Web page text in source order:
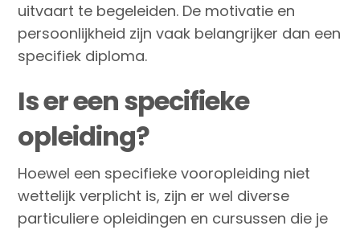
uitvaart te begeleiden. De motivatie en
persoonlijkheid zijn vaak belangrijker dan een
specifiek diploma.
Is er een specifieke
opleiding?
Hoewel een specifieke vooropleiding niet
wettelijk verplicht is, zijn er wel diverse
particuliere opleidingen en cursussen die je